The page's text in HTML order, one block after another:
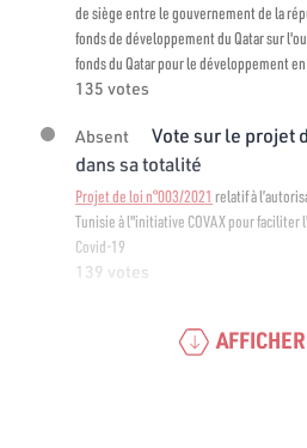
de siège entre le gouvernement de la
fonds de développement du Qatar sur
fonds du Qatar pour le développement
135 votes
Absent
Vote sur le projet
dans sa totalité
Projet de loi n°003/2021 relatif à
Tunisie à l"initiative COVAX pour faciliter
Covid-19
139 votes